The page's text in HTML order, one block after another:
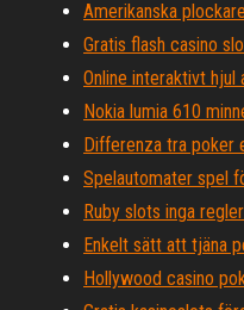
Amerikanska
Gratis flash casino
Online interaktivt hjul
Nokia lumia 610
Differenza tra poker
Spelautomater spel
Ruby slots inga
Enkelt sätt att tjäna
Hollywood casino